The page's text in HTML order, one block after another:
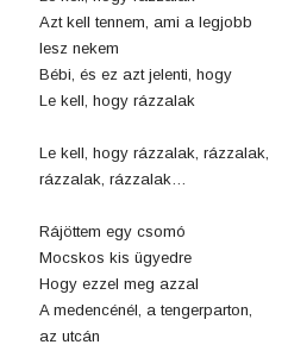
Azt kell tennem, ami a legjobb
lesz nekem
Bébi, és ez azt jelenti, hogy
Le kell, hogy rázzalak
Le kell, hogy rázzalak, rázzalak,
rázzalak, rázzalak…
Rájöttem egy csomó
Mocskos kis ügyedre
Hogy ezzel meg azzal
A medencénél, a tengerparton,
az utcán